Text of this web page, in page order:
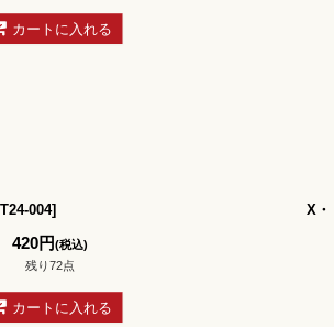
カートに入れる
004]
420円(税込)
残り72点
カートに入れる
X・